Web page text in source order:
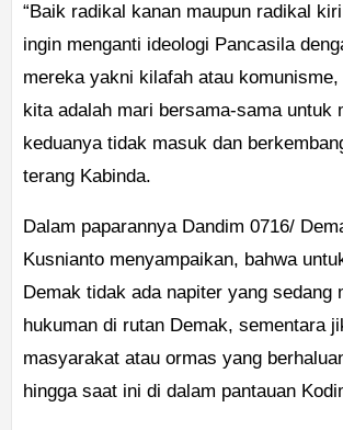
“Baik radikal kanan maupun radikal
ingin menganti ideologi Pancasila
mereka yakni kilafah atau
kita adalah mari bersama-sama untuk
keduanya tidak masuk dan
terang Kabinda.
Dalam paparannya Dandim 0716/
Kusnianto menyampaikan, bahwa
Demak tidak ada napiter yang sedang
hukuman di rutan Demak, sementara
masyarakat atau ormas yang
hingga saat ini di dalam pantauan